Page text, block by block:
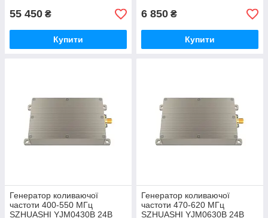
55 450 ₴
Купити
6 850 ₴
Купити
Генератор коливаючої
частоти 400-550 МГц
SZHUASHI YJM0430B 24В
Генератор коливаючої
частоти 470-620 МГц
SZHUASHI YJM0630B 24В